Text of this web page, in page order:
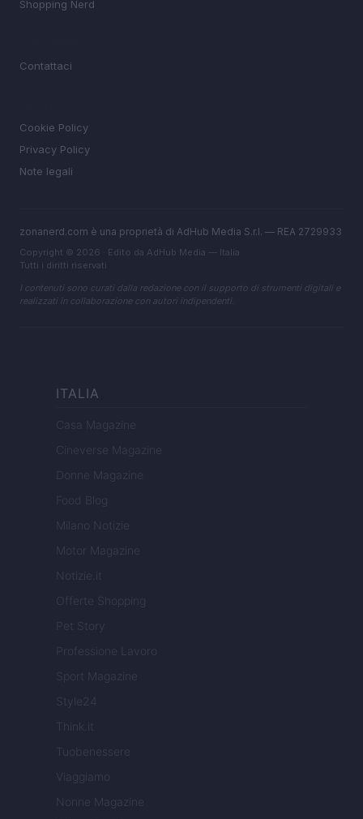
Shopping Nerd
Contattaci
Cookie Policy
Privacy Policy
Note legali
zonanerd.com è una proprietà di AdHub Media S.r.l. — REA 2729933
Copyright © 2026 · Edito da AdHub Media — Italia
Tutti i diritti riservati
I contenuti sono curati dalla redazione con il supporto di strumenti digitali e
realizzati in collaborazione con autori indipendenti.
ITALIA
Casa Magazine
Cineverse Magazine
Donne Magazine
Food Blog
Milano Notizie
Motor Magazine
Notizie.it
Offerte Shopping
Pet Story
Professione Lavoro
Sport Magazine
Style24
Think.it
Tuobenessere
Viaggiamo
Nonne Magazine